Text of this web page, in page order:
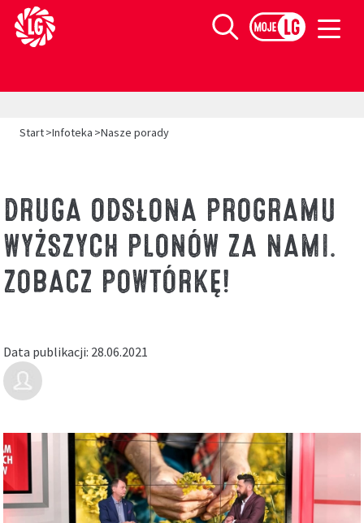
Limagrain europejski lider w produkcji materiału siewnego
Szukaj
Start>Infoteka >Nasze porady
DRUGA ODSŁONA PROGRAMU
WYŻSZYCH PLONÓW ZA NAMI.
ZOBACZ POWTÓRKĘ!
Data publikacji: 28.06.2021